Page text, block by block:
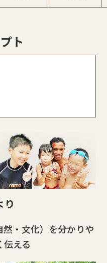
ト
り
・文化）を分かりや
伝える